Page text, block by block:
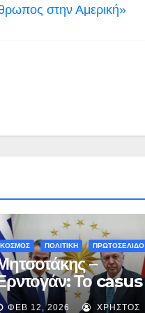
στην Αμερική»
ΚΟΣΜΟΣ ΠΟΛΙΤΙΚΗ ΠΡΩΤΟΣΕΛΙΔΟ
–
Το casus
τα ήρεμα νερά
ΦΕΒ 12, 2026 ΧΡΉΣΤΟΣ